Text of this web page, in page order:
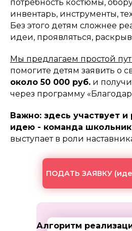
потребность костюмы,
инвентарь, инструменты,
Без этого детям сложнее
идеи, проявляться,
Мы предлагаем простой
помогите детям заявить о
около 50 000 руб. и
через программу
Важно: здесь участвует
идею - команда
выступает в роли
ПОДАТЬ ЗАЯВКУ
Алгоритм